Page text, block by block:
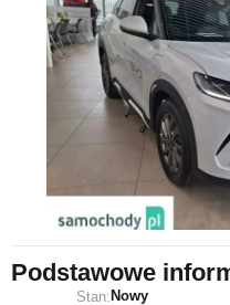
Podstawowe
Stan:Nowy